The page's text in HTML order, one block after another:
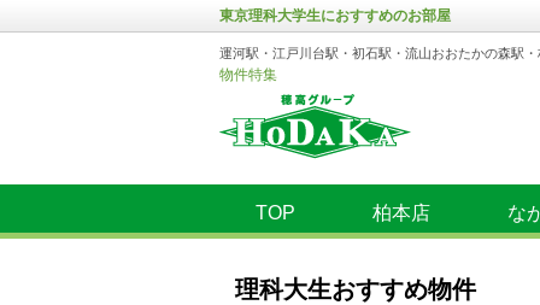
東京理科大学生におすすめのお部屋
運河駅・江戸川台駅・初石駅・流山おおたかの森駅
物件特集
TOP 柏本店 な
理科大生おすすめ物件